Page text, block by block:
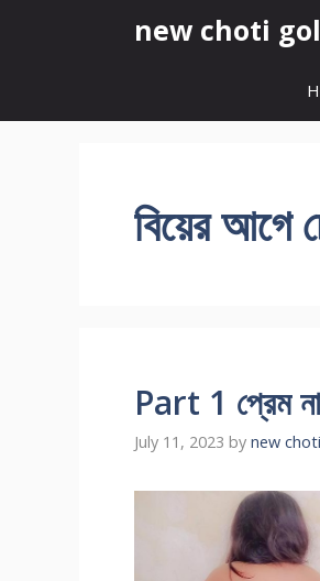
new choti
বিয়ের আগে
Part 1 প্রেম না
July 11, 2023 by new